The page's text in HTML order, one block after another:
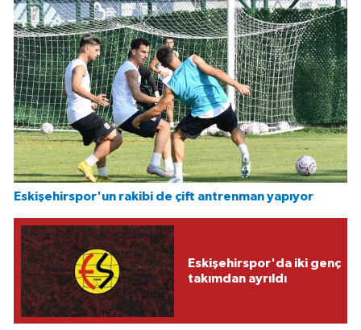
Eskişehirspor'un rakibi de çift antrenman yapıyor
Eskişehirspor'da iki genç
takımdan ayrıldı